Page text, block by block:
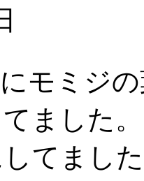
モミジ
ました
てまし